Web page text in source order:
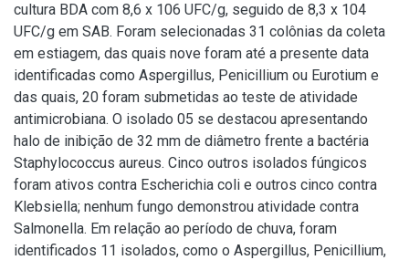
cultura BDA com 8,6 x 106 UFC/g, seguido de 8,3 x 104
UFC/g em SAB. Foram selecionadas 31 colônias da coleta
em estiagem, das quais nove foram até a presente data
identificadas como Aspergillus, Penicillium ou Eurotium e
das quais, 20 foram submetidas ao teste de atividade
antimicrobiana. O isolado 05 se destacou apresentando
halo de inibição de 32 mm de diâmetro frente a bactéria
Staphylococcus aureus. Cinco outros isolados fúngicos
foram ativos contra Escherichia coli e outros cinco contra
Klebsiella; nenhum fungo demonstrou atividade contra
Salmonella. Em relação ao período de chuva, foram
identificados 11 isolados, como o Aspergillus, Penicillium,